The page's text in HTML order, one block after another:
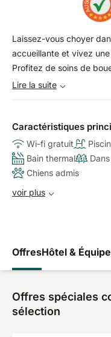
Laissez-vous choyer
accueillante et vivez
Profitez de soins de
réservation sur place) et
centre de santé de
médecine préventive,
développement et la
psychophysique
Lire la suite
Caractéristiques
Wi-fi gratuit
Bain thermal
Chiens admis
voir plus
OffresHôtel &
Offres spéciales
sélection